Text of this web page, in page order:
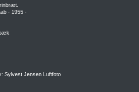
- 1955 -
Sylvest Jensen Luftfoto